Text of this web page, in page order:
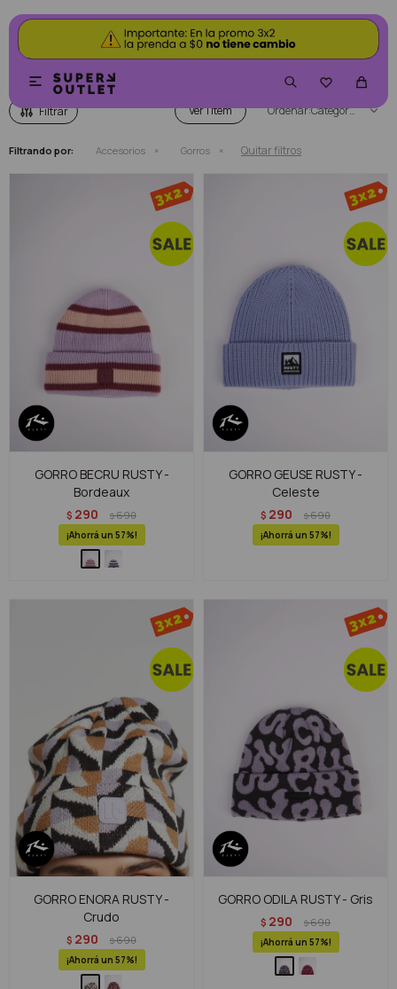


Ver Categoría
Filtrando por: Accesorios Gorros Quitar filtros
GORRO BECRU RUSTY -
Bordeaux
$ 290 $690
57
GORRO GEUSE RUSTY -
Celeste
$ 290 $690
57
GORRO ENORA RUSTY -
Crudo
$ 290 $690
57
GORRO ODILA RUSTY - Gris
$ 290 $690
57